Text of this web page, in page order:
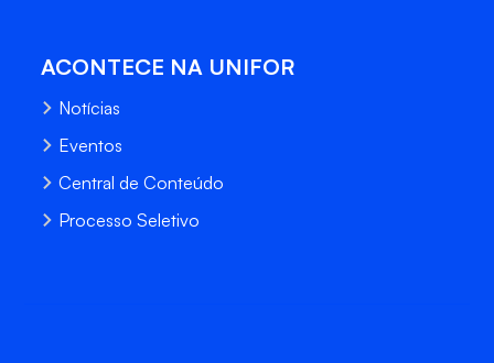
ACONTECE NA UNIFOR
Notícias
Eventos
Central de Conteúdo
Processo Seletivo